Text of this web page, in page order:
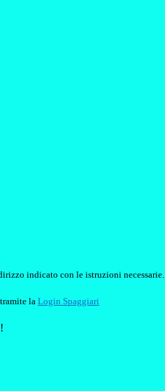
indicato con le istruzioni necessarie.
la Login Spaggiari